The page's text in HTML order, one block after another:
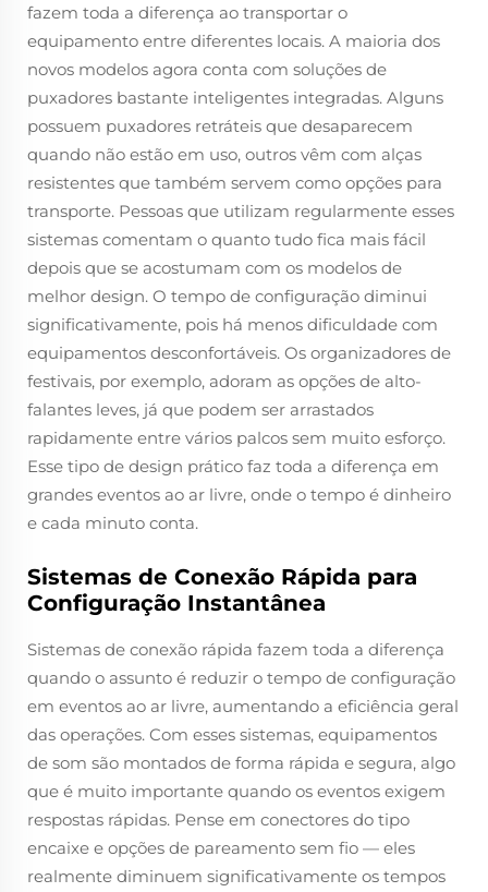
fazem toda a diferença ao transportar o
equipamento entre diferentes locais. A maioria dos
novos modelos agora conta com soluções de
puxadores bastante inteligentes integradas. Alguns
possuem puxadores retráteis que desaparecem
quando não estão em uso, outros vêm com alças
resistentes que também servem como opções para
transporte. Pessoas que utilizam regularmente esses
sistemas comentam o quanto tudo fica mais fácil
depois que se acostumam com os modelos de
melhor design. O tempo de configuração diminui
significativamente, pois há menos dificuldade com
equipamentos desconfortáveis. Os organizadores de
festivais, por exemplo, adoram as opções de alto-
falantes leves, já que podem ser arrastados
rapidamente entre vários palcos sem muito esforço.
Esse tipo de design prático faz toda a diferença em
grandes eventos ao ar livre, onde o tempo é dinheiro
e cada minuto conta.
Sistemas de Conexão Rápida para
Configuração Instantânea
Sistemas de conexão rápida fazem toda a diferença
quando o assunto é reduzir o tempo de configuração
em eventos ao ar livre, aumentando a eficiência geral
das operações. Com esses sistemas, equipamentos
de som são montados de forma rápida e segura, algo
que é muito importante quando os eventos exigem
respostas rápidas. Pense em conectores do tipo
encaixe e opções de pareamento sem fio — eles
realmente diminuem significativamente os tempos